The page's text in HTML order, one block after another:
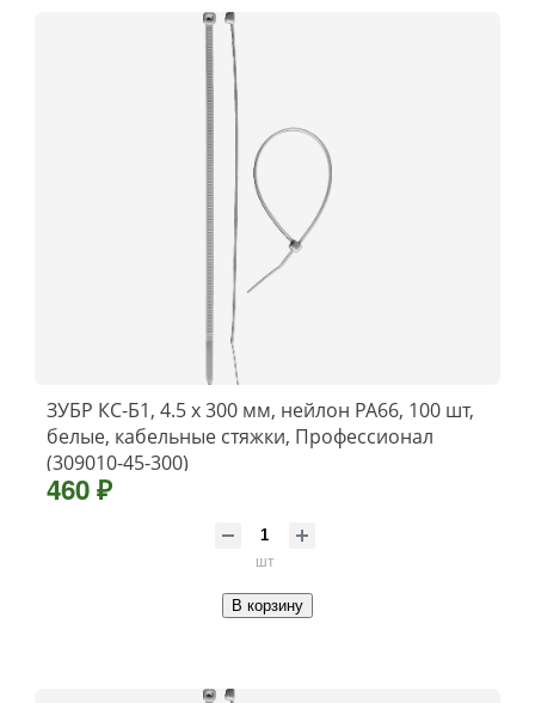
ЗУБР КС-Б1, 4.5 x 300 мм, нейлон РА66, 100 шт,
белые, кабельные стяжки, Профессионал
(309010-45-300)
460 ₽
шт
В корзину